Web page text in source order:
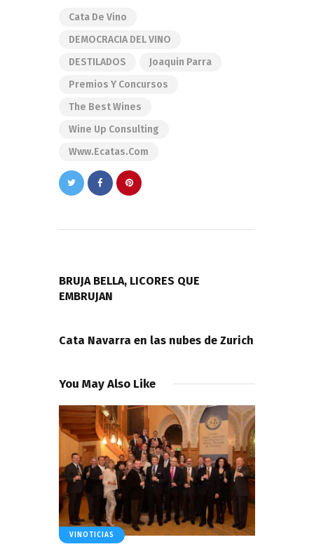
Cata De Vino
DEMOCRACIA DEL VINO
DESTILADOS
Joaquin Parra
Premios Y Concursos
The Best Wines
Wine Up Consulting
Www.ecatas.com
entradas
BRUJA BELLA, LICORES QUE
EMBRUJAN
Cata Navarra en las nubes de Zurich
You May Also Like
VINOTICIAS